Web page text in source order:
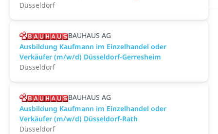
Düsseldorf
BAUHAUS AG
Ausbildung Kaufmann im Einzelhandel oder
Verkäufer (m/w/d) Düsseldorf-Gerresheim
Düsseldorf
BAUHAUS AG
Ausbildung Kaufmann im Einzelhandel oder
Verkäufer (m/w/d) Düsseldorf-Rath
Düsseldorf